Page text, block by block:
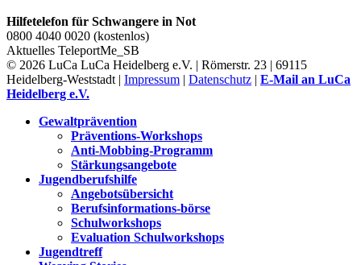
Hilfetelefon für Schwangere in Not
0800 4040 0020 (kostenlos)
Aktuelles TeleportMe_SB
© 2026 LuCa LuCa Heidelberg e.V. | Römerstr. 23 | 69115
Heidelberg-Weststadt | Impressum | Datenschutz | E-Mail an LuCa
Heidelberg e.V.
Gewaltprävention
Präventions-Workshops
Anti-Mobbing-Programm
Stärkungsangebote
Jugendberufshilfe
Angebotsübersicht
Berufsinformations-börse
Schulworkshops
Evaluation Schulworkshops
Jugendtreff